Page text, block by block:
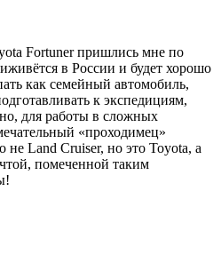
Fortuner пришлись мне по
в России и будет хорошо
как семейный автомобиль,
к экспедициям,
для работы в сложных
«проходимец»
не Land Cruiser, но это Toyota, а
помеченной таким